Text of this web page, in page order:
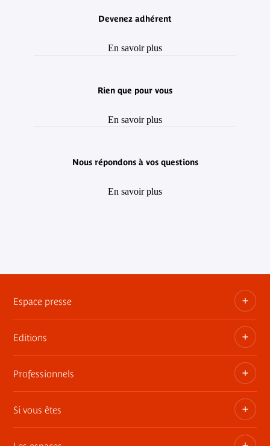
Devenez adhérent
En savoir plus
Rien que pour vous
En savoir plus
Nous répondons à vos questions
En savoir plus
Espace presse
Dossiers, communiqués, bandes annonces
Contact presse
Editions
Les publications du musée
Professionnels
Privatisez les espaces
Si vous êtes